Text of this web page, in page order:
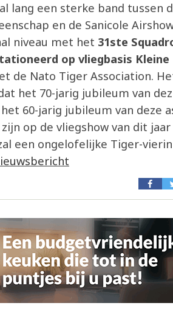
lang een sterke band tussen
en de Sanicole
niveau met het 31ste
op vliegbasis Kleine
de Nato Tiger Association.
het 70-jarig jubileum van
60-jarig jubileum van deze
op de vliegshow van dit
een ongelofelijke Tiger-